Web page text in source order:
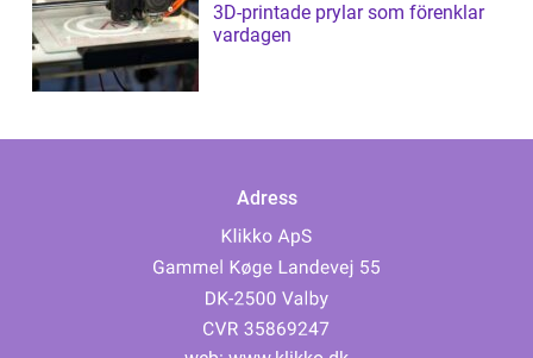
3D-printade prylar som förenklar
vardagen
Adress